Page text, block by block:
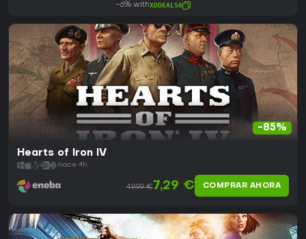
-6% withXDDEALS6
-85%
Hearts of Iron IV
hace 4h
49,99 €7,29 € COMPRAR AHORA